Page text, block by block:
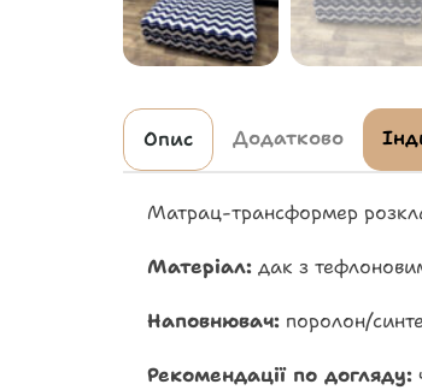
Опис Додатково
Матрац-трансформер
Матеріал: дак з
Наповнювач: поролон/
Рекомендації по догляду: